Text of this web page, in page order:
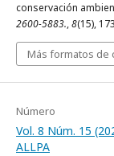
conservación
2600-5883.,8(15),
Más formatos de
Número
Vol. 8 Núm. 15
ALLPA